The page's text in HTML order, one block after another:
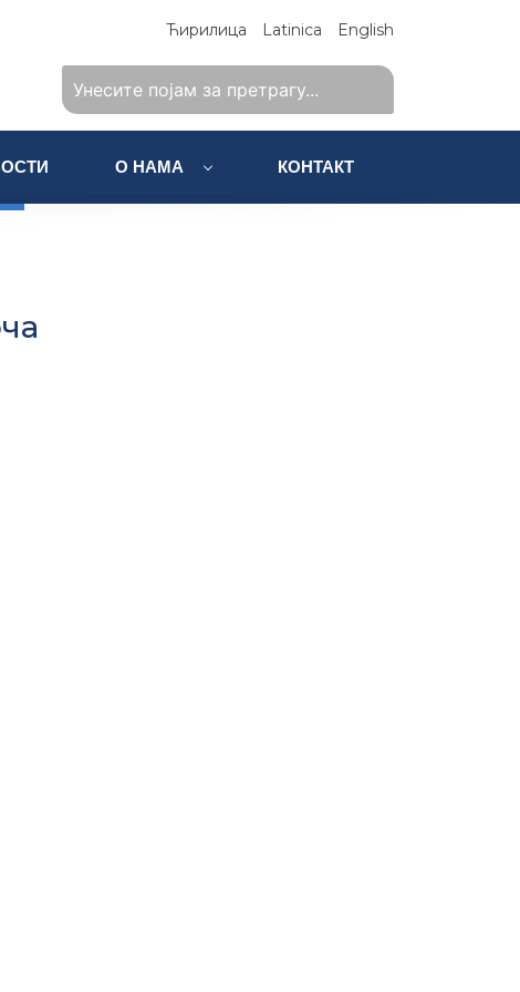
Ћирилица Latinica English
О НАМА КОНТАКТ